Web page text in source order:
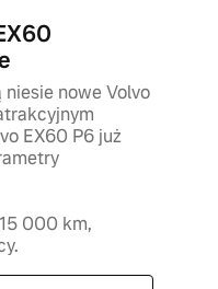
nowe Volvo
EX60 P6 już
000 km,